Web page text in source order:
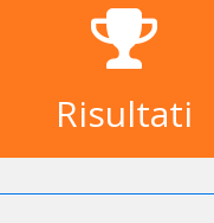
Risultati